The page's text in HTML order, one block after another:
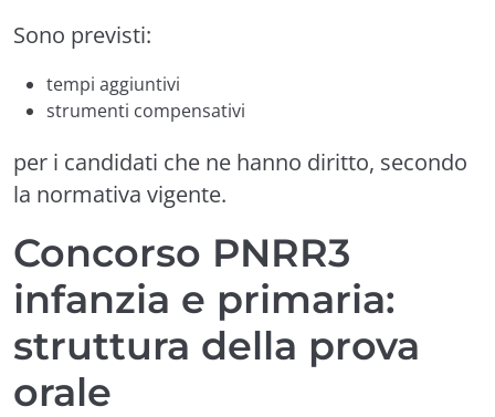
Sono previsti:
tempi aggiuntivi
strumenti compensativi
per i candidati che ne hanno diritto, secondo
la normativa vigente.
Concorso PNRR3
infanzia e primaria:
struttura della prova
orale